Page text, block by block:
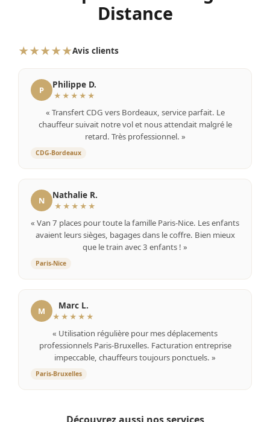
Distance
★★★★★Avis clients
P Philippe D.
★★★★★
« Transfert CDG vers Bordeaux, service parfait. Le
chauffeur suivait notre vol et nous attendait malgré le
retard. Très professionnel. »
CDG-Bordeaux
N Nathalie R.
★★★★★
« Van 7 places pour toute la famille Paris-Nice. Les enfants
avaient leurs sièges, bagages dans le coffre. Bien mieux
que le train avec 3 enfants ! »
Paris-Nice
M Marc L.
★★★★★
« Utilisation régulière pour mes déplacements
professionnels Paris-Bruxelles. Facturation entreprise
impeccable, chauffeurs toujours ponctuels. »
Paris-Bruxelles